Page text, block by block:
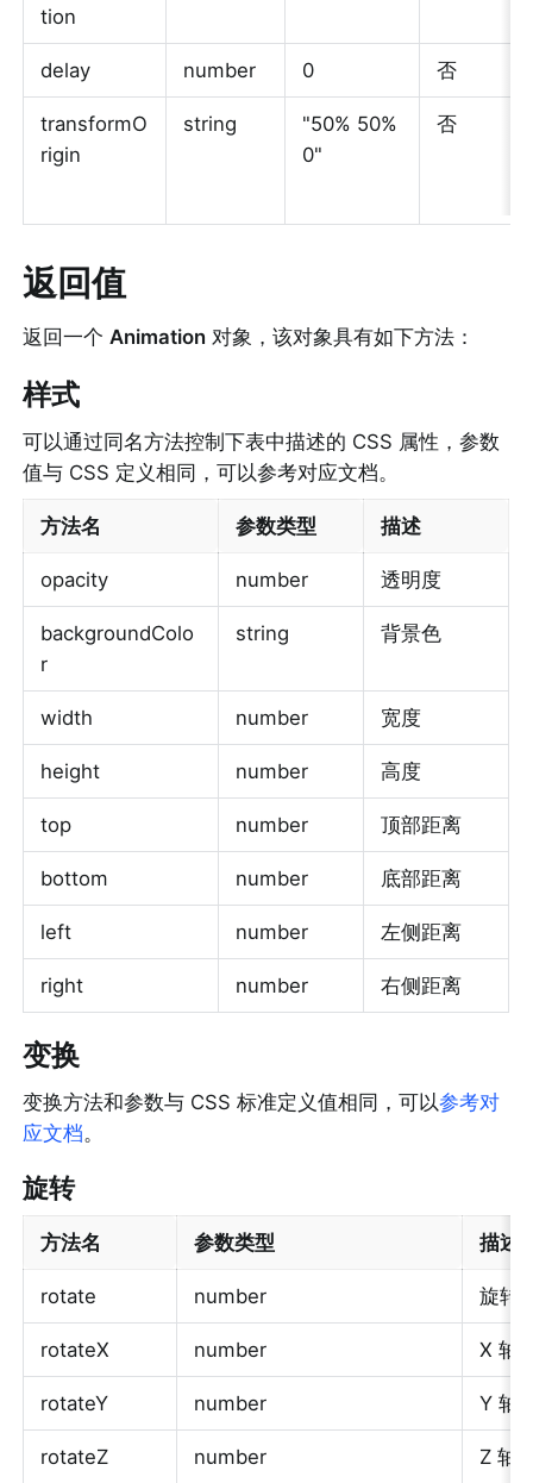
tion
delay number 0 否
transformO
rigin
string
"50% 50%
0"
否
返回值
返回一个 Animation 对象，该对象具有如下方法：
样式
可以通过同名方法控制下表中描述的 CSS 属性，参数
值与 CSS 定义相同，可以参考对应文档。
方法名 参数类型 描述
opacity number 透明度
backgroundColo
r
string 背景色
width number 宽度
height number 高度
top number 顶部距离
bottom number 底部距离
left number 左侧距离
right number 右侧距离
变换
变换方法和参数与 CSS 标准定义值相同，可以参考对
应文档。
旋转
方法名 参数类型 描述
rotate number 旋转,
rotateX number X 轴
rotateY number Y 轴
rotateZ number Z 轴